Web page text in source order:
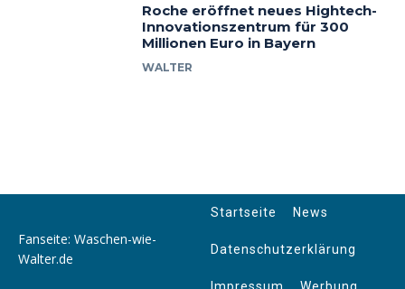
Roche eröffnet neues Hightech-
Innovationszentrum für 300
Millionen Euro in Bayern
WALTER
Fanseite: Waschen-wie-
Walter.de
Startseite News
Datenschutzerklärung